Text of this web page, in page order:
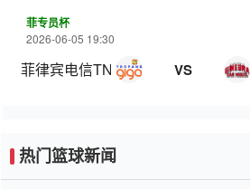
菲专员杯
2026-06-05 19:30
菲律宾电信TNT VS
热门篮球新闻